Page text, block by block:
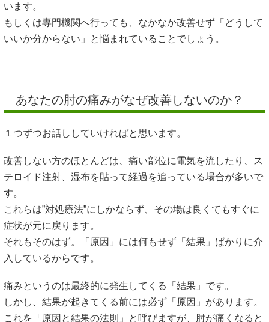
います。
もしくは専門機関へ行っても、なかなか改善せず「どうして
いいか分からない」と悩まれていることでしょう。
あなたの肘の痛みがなぜ改善しないのか？
１つずつお話ししていければと思います。
改善しない方のほとんどは、痛い部位に電気を流したり、ス
テロイド注射、湿布を貼って経過を追っている場合が多いで
す。
これらは”対処療法”にしかならず、その場は良くてもすぐに
症状が元に戻ります。
それもそのはず。「原因」には何もせず「結果」ばかりに介
入しているからです。
痛みというのは最終的に発生してくる「結果」です。
しかし、結果が起きてくる前には必ず「原因」があります。
これを「原因と結果の法則」と呼びますが、肘が痛くなると